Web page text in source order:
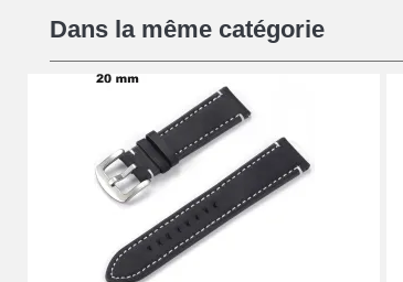
16,90 €
Pied à Coulisse Numérique
9,90 €
Kit Horlogerie Débutant
26,90 €
Dans la même catégorie